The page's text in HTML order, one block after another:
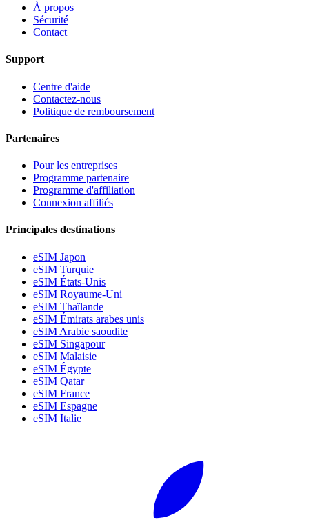
À propos
Sécurité
Contact
Support
Centre d'aide
Contactez-nous
Politique de remboursement
Partenaires
Pour les entreprises
Programme partenaire
Programme d'affiliation
Connexion affiliés
Principales destinations
eSIM Japon
eSIM Turquie
eSIM États-Unis
eSIM Royaume-Uni
eSIM Thaïlande
eSIM Émirats arabes unis
eSIM Arabie saoudite
eSIM Singapour
eSIM Malaisie
eSIM Égypte
eSIM Qatar
eSIM France
eSIM Espagne
eSIM Italie